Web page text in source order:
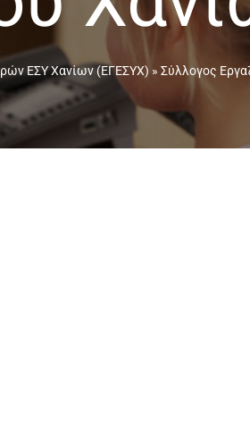
ΕΣΥ Χανίων (ΕΓΕΣΥΧ) » Σύλλογος